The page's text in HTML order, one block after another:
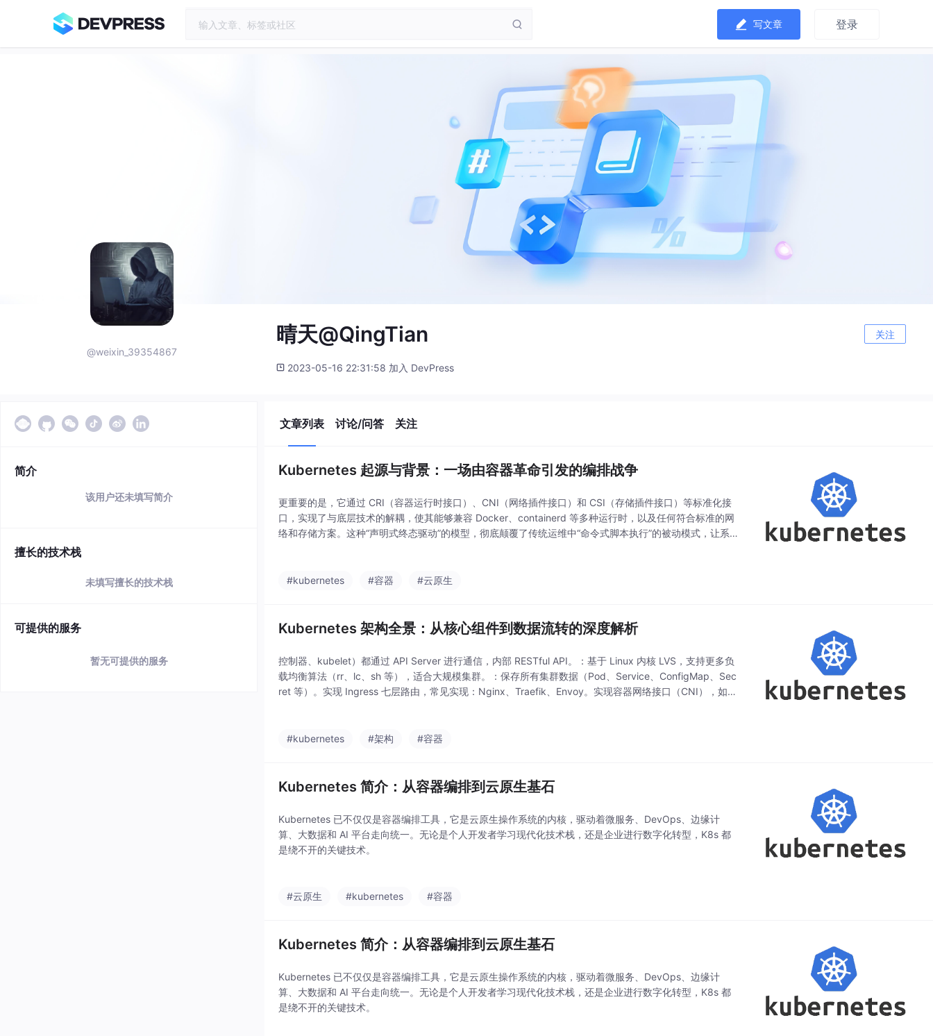
写文章 登录
@weixin_39354867
晴天@QingTian 关注
2023-05-16 22:31:58 加入 DevPress
简介
该用户还未填写简介
擅长的技术栈
未填写擅长的技术栈
可提供的服务
暂无可提供的服务
文章列表 讨论/问答 关注
Kubernetes 起源与背景：一场由容器革命引发的编排战争
更重要的是，它通过 CRI（容器运行时接口）、CNI（网络插件接口）和 CSI（存储插件接口）等标准化接
口，实现了与底层技术的解耦，使其能够兼容 Docker、containerd 等多种运行时，以及任何符合标准的网
络和存储方案。这种“声明式终态驱动”的模型，彻底颠覆了传统运维中“命令式脚本执行”的被动模式，让系
#kubernetes #容器 #云原生
Kubernetes 架构全景：从核心组件到数据流转的深度解析
控制器、kubelet）都通过 API Server 进行通信，内部 RESTful API。：基于 Linux 内核 LVS，支持更多负
载均衡算法（rr、lc、sh 等），适合大规模集群。：保存所有集群数据（Pod、Service、ConfigMap、Sec
ret 等）。实现 Ingress 七层路由，常见实现：Nginx、Traefik、Envoy。实现容器网络接口（CNI），如 C
#kubernetes #架构 #容器
Kubernetes 简介：从容器编排到云原生基石
Kubernetes 已不仅仅是容器编排工具，它是云原生操作系统的内核，驱动着微服务、DevOps、边缘计
算、大数据和 AI 平台走向统一。无论是个人开发者学习现代化技术栈，还是企业进行数字化转型，K8s 都
是绕不开的关键技术。
#云原生 #kubernetes #容器
Kubernetes 简介：从容器编排到云原生基石
Kubernetes 已不仅仅是容器编排工具，它是云原生操作系统的内核，驱动着微服务、DevOps、边缘计
算、大数据和 AI 平台走向统一。无论是个人开发者学习现代化技术栈，还是企业进行数字化转型，K8s 都
是绕不开的关键技术。